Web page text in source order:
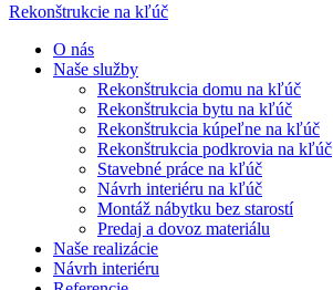
Rekonštrukcie na kľúč
O nás
Naše služby
Rekonštrukcia domu na kľúč
Rekonštrukcia bytu na kľúč
Rekonštrukcia kúpeľne na kľúč
Rekonštrukcia podkrovia na kľúč
Stavebné práce na kľúč
Návrh interiéru na kľúč
Montáž nábytku bez starostí
Predaj a dovoz materiálu
Naše realizácie
Návrh interiéru